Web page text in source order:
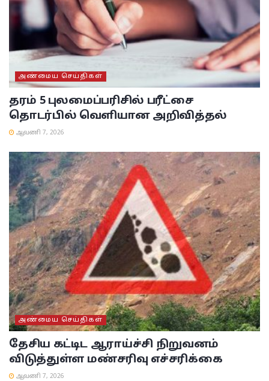
அண்மைய செய்திகள்
தரம் 5 புலமைப்பரிசில் பரீட்சை
தொடர்பில் வெளியான அறிவித்தல்
ஆவணி 7, 2026
அண்மைய செய்திகள்
தேசிய கட்டிட ஆராய்ச்சி நிறுவனம்
விடுத்துள்ள மண்சரிவு எச்சரிக்கை
ஆவணி 7, 2026